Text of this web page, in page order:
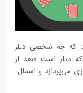
که چه شخصی دیلر
دیلر است «بعد از
می‌پردازد و اسمال-